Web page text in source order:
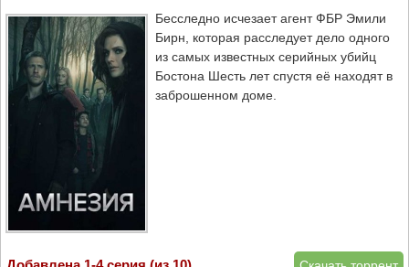
Бесследно исчезает агент ФБР Эмили
Бирн, которая расследует дело одного
из самых известных серийных убийц
Бостона Шесть лет спустя её находят в
заброшенном доме.